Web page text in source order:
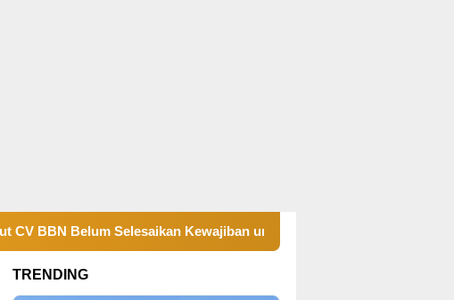
Belum Selesaikan Kewajiban untuk Kegiatan Operasi
TRENDING